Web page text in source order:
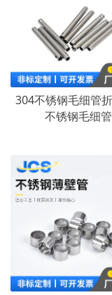
不锈钢毛细管